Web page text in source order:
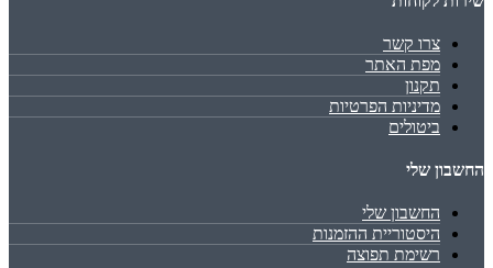
צרו קשר
מפת האתר
תקנון
מדיניות הפרטיות
ביטולים
החשבון שלי
החשבון שלי
היסטוריית ההזמנות
רשימת תפוצה